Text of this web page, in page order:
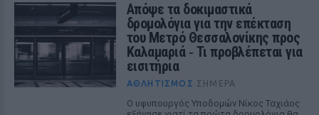
Απόψε τα δοκιμαστικά
δρομολόγια για την επέκταση
του Μετρό Θεσσαλονίκης προς
Καλαμαριά ‑ Τι προβλέπεται για
εισιτήρια
ΑΘΛΗΤΙΣΜΌΣ ΣΉΜΕΡΑ
Ο υφυπουργός Υποδομών Νίκος Ταχιάος